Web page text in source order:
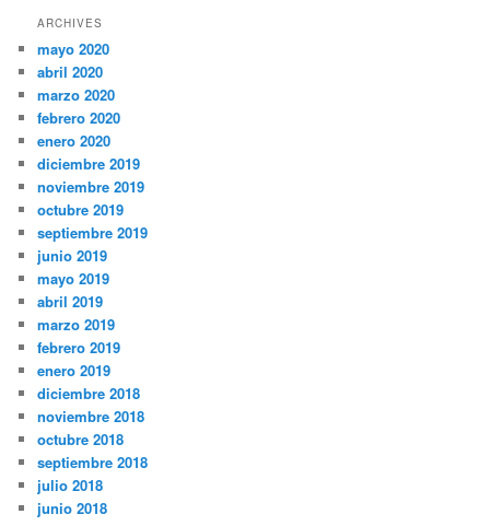
ARCHIVES
mayo 2020
abril 2020
marzo 2020
febrero 2020
enero 2020
diciembre 2019
noviembre 2019
octubre 2019
septiembre 2019
junio 2019
mayo 2019
abril 2019
marzo 2019
febrero 2019
enero 2019
diciembre 2018
noviembre 2018
octubre 2018
septiembre 2018
julio 2018
junio 2018